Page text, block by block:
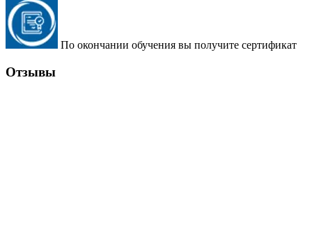
По окончании обучения вы получите сертификат
Отзывы